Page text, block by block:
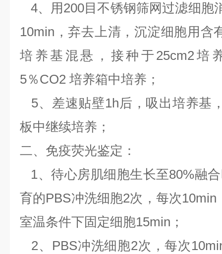
4、用200目不锈钢筛网过滤细胞
10min，弃去上清，沉淀细胞用含
培养基混悬，接种于25cm2
5％CO2 培养箱中培养；
5、差速贴壁1h后，吸出培养基
板中继续培养；
二、免疫荧光鉴定：
1、待心房肌细胞生长至80%融
育的PBS冲洗细胞2次，每次
室温条件下固定细胞15min；
2、PBS冲洗细胞2次，每次